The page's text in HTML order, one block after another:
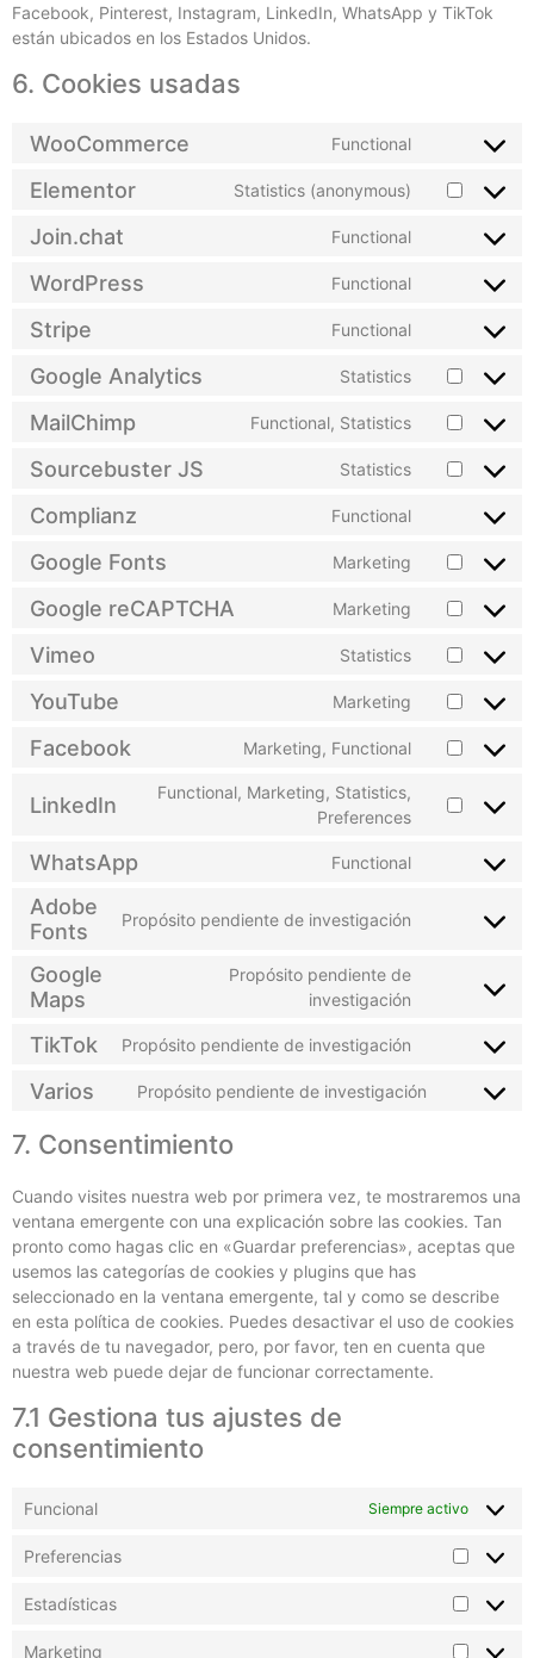
Facebook, Pinterest, Instagram, LinkedIn, WhatsApp y TikTok
están ubicados en los Estados Unidos.
6. Cookies usadas
WooCommerce Functional
Elementor Statistics (anonymous)
Join.chat Functional
WordPress Functional
Stripe Functional
Google Analytics Statistics
MailChimp Functional, Statistics
Sourcebuster JS Statistics
Complianz Functional
Google Fonts Marketing
Google reCAPTCHA Marketing
Vimeo Statistics
YouTube Marketing
Facebook Marketing, Functional
LinkedIn
Functional, Marketing, Statistics,
Preferences
WhatsApp Functional
Adobe
Fonts
Propósito pendiente de investigación
Google
Maps
Propósito pendiente de
investigación
TikTok Propósito pendiente de investigación
Varios Propósito pendiente de investigación
7. Consentimiento
Cuando visites nuestra web por primera vez, te mostraremos una
ventana emergente con una explicación sobre las cookies. Tan
pronto como hagas clic en «Guardar preferencias», aceptas que
usemos las categorías de cookies y plugins que has
seleccionado en la ventana emergente, tal y como se describe
en esta política de cookies. Puedes desactivar el uso de cookies
a través de tu navegador, pero, por favor, ten en cuenta que
nuestra web puede dejar de funcionar correctamente.
7.1 Gestiona tus ajustes de
consentimiento
Funcional Siempre activo
Preferencias
Estadísticas
Marketing